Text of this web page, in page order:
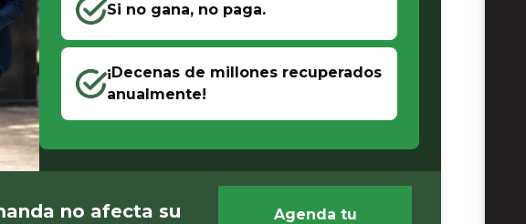
Si no gana, no paga.
¡Decenas de millones recuperados
anualmente!
no afecta su
Agenda tu